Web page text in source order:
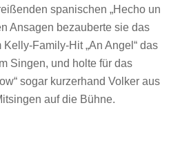
spanischen „Hecho un
Ansagen bezauberte sie das
Family-Hit „An Angel“ das
Singen, und holte für das
sogar kurzerhand Volker aus
auf die Bühne.